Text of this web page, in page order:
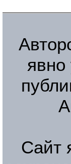
явно
Сайт